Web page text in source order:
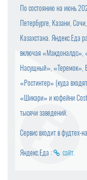
По состоянию на июнь
Петербурге, Казани,
Казахстана. Яндекс.Еда
включая
Насущный», «Теремок»,
«Ростинтер» (куда
«Шикари» и кофейни
тысячи заведений.
Сервис входит в фудтех-
Яндекс.Еда : сайт